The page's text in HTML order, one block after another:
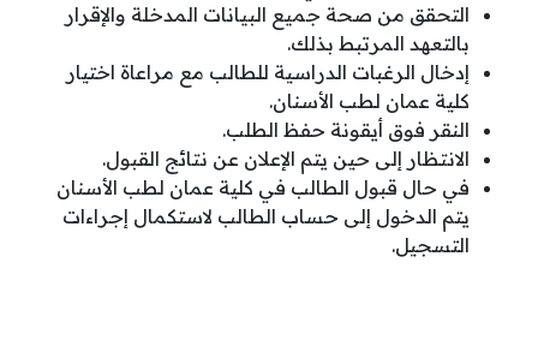
التحقق من صحة جميع البيانات المدخلة والإقرار
بالتعهد المرتبط بذلك.
إدخال الرغبات الدراسية للطالب مع مراعاة اختيار
كلية عمان لطب الأسنان.
النقر فوق أيقونة حفظ الطلب.
الانتظار إلى حين يتم الإعلان عن نتائج القبول.
في حال قبول الطالب في كلية عمان لطب الأسنان
يتم الدخول إلى حساب الطالب لاستكمال إجراءات
التسجيل.